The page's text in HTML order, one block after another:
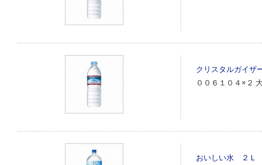
クリスタルガイ
００６１０４×２
おいしい水 ２Ｌ